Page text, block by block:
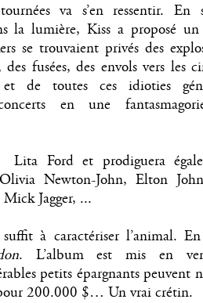
va s’en ressentir. En
la lumière, Kiss a proposé un
se trouvaient privés des
des fusées, des envols vers les
de toutes ces idioties
en une
Ford et prodiguera
Newton-John, Elton
Jagger, ...
à caractériser l’animal.
. L’album est mis en
petits épargnants peuvent
200.000 $… Un vrai crétin.